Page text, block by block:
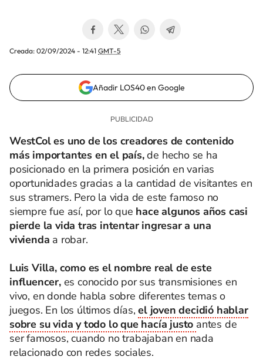
Creada: 02/09/2024 - 12:41 GMT-5
Añadir LOS40 en Google
WestCol es uno de los creadores de contenido
más importantes en el país,de hecho se ha
posicionado en la primera posición en varias
oportunidades gracias a la cantidad de visitantes en
sus stramers. Pero la vida de este famoso no
siempre fue así, por lo que hace algunos años casi
pierde la vida tras intentar ingresar a una
vivienda a robar.
Luis Villa, como es el nombre real de este
influencer,es conocido por sus transmisiones en
vivo, en donde habla sobre diferentes temas o
juegos. En los últimos días,el joven decidió hablar
sobre su vida y todo lo que hacía justo antes de
ser famosos, cuando no trabajaban en nada
relacionado con redes sociales.